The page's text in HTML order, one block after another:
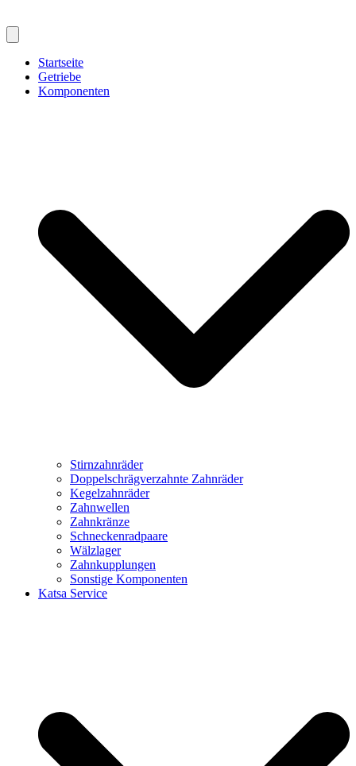
Startseite
Getriebe
Komponenten
Stirnzahnräder
Doppelschrägverzahnte Zahnräder
Kegelzahnräder
Zahnwellen
Zahnkränze
Schneckenradpaare
Wälzlager
Zahnkupplungen
Sonstige Komponenten
Katsa Service